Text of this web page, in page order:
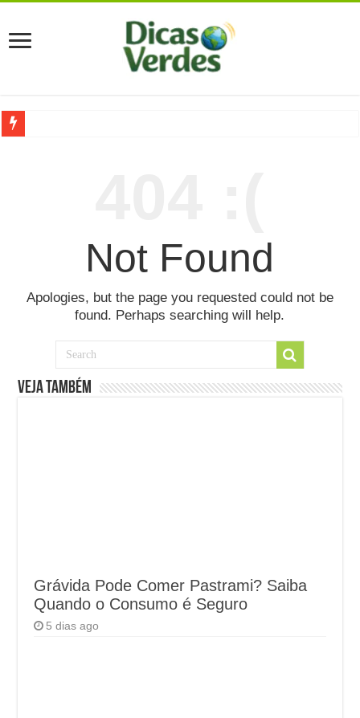
Grávida pode comer picles e alimentos em conserva durante
Grávida pode comer Ceviche? Entenda os riscos na gravidez
Carta Psicografada João Hélio: Revelação, Paz e a Lei do
Carta Psicografada de Eduardo Campos
Not Found
Apologies, but the page you requested could not be
found. Perhaps searching will help.
Veja também
Grávida Pode Comer Pastrami? Saiba
Quando o Consumo é Seguro
5 dias ago